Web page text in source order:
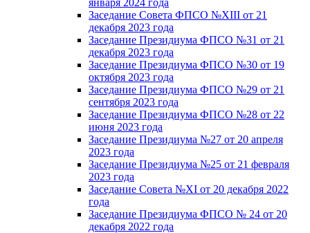
Заседание Совета ФПСО №XIII от 21
декабря 2023 года
Заседание Президиума ФПСО №31 от 21
декабря 2023 года
Заседание Президиума ФПСО №30 от 19
октября 2023 года
Заседание Президиума ФПСО №29 от 21
сентября 2023 года
Заседание Президиума ФПСО №28 от 22
июня 2023 года
Заседание Президиума №27 от 20 апреля
2023 года
Заседание Президиума №25 от 21 февраля
2023 года
Заседание Совета №XI от 20 декабря 2022
года
Заседание Президиума ФПСО № 24 от 20
декабря 2022 года